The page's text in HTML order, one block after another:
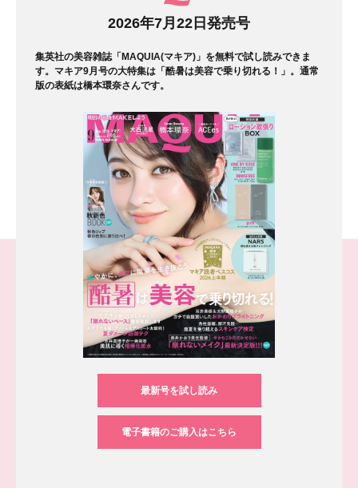
2026年7月22日発売号
集英社の美容雑誌「MAQUIA(マキア)」を無料で試し読みできま
す。マキア9月号の大特集は「酷暑は美容で乗り切れる！」。通常
版の表紙は橋本環奈さんです。
最新号を試し読み
電子書籍のご購入はこちら